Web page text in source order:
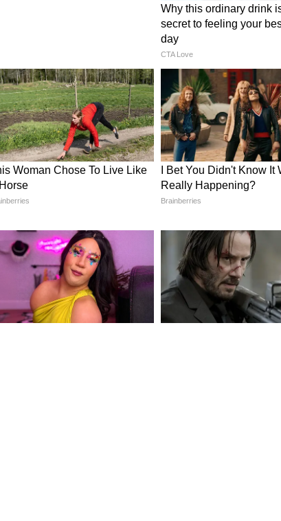
প্রধানমন্ত্রীর সঙ্গে দেখা করেন এবং তাঁকে নন্দীর
তাঁদের বৈঠকের ছবি শেয়ার করে লেখে,
প্রধানমন্ত্রী @narendramodi-র সঙ্গে
গুরুত্বপূর্ণ প্রকল্পগুলির অনুমোদন দ্রুত করার
এর মধ্যে রয়েছে হায়দরাবাদ মেট্রো রেলের সম্প্রসারণ,
ও আদিলবাদে বিমানবন্দর তৈরির মতো প্রকল্প।
সঙ্গেও প্রধানমন্ত্রীর বৈঠকের ছবি শেয়ার
অভিনন্দন জানান। তিনি এক্স-এ লেখেন, "আজ
নির্বাচিত প্রধানমন্ত্রী শ্রী @narendramodi
ভারত-বিকশিত উত্তরপ্রদেশ' গড়ার লক্ষ্যে
বিজয়ও প্রধানমন্ত্রীর সঙ্গে দেখা করে আলোচনা